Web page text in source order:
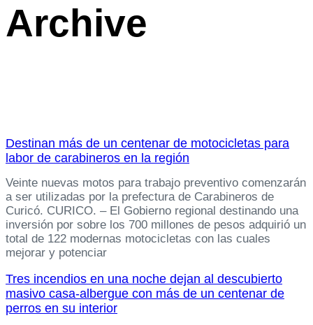
Archive
Destinan más de un centenar de motocicletas para
labor de carabineros en la región
Veinte nuevas motos para trabajo preventivo comenzarán
a ser utilizadas por la prefectura de Carabineros de
Curicó. CURICO. – El Gobierno regional destinando una
inversión por sobre los 700 millones de pesos adquirió un
total de 122 modernas motocicletas con las cuales
mejorar y potenciar
Tres incendios en una noche dejan al descubierto
masivo casa-albergue con más de un centenar de
perros en su interior